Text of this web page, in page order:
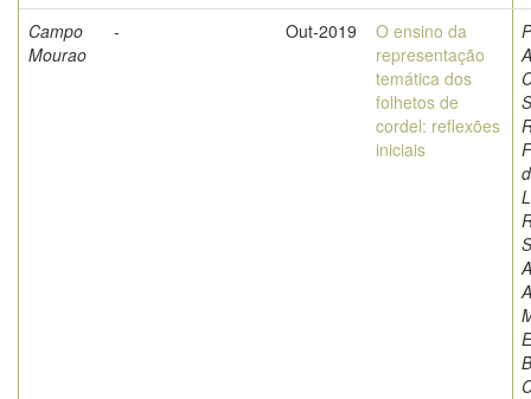
Campo
Mourao
- Out-2019
O ensino da
representação
temática dos
folhetos de
cordel: reflexões
iniciais